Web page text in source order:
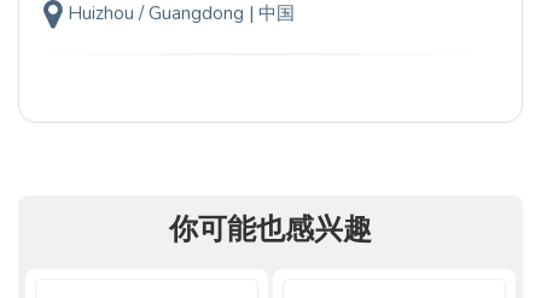
Huizhou / Guangdong | 中国
你可能也感兴趣